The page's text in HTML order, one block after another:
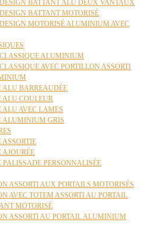
BATTANT ALU DEUX VANTAUX
BATTANT MOTORISÉ
MOTORISÉ ALUMINIUM AVEC
ALUMINIUM
AVEC PORTILLON ASSORTI
ALU BARREAUDÉE
ALU COULEUR
ALU AVEC LAMES
ALUMINIUM GRIS
ASSORTIE
AJOURÉE
PALISSADE PERSONNALISÉE
ASSORTI AUX PORTAILS MOTORISÉS
AVEC TOTEM ASSORTI AU PORTAIL
MOTORISÉ
ASSORTI AU PORTAIL ALUMINIUM